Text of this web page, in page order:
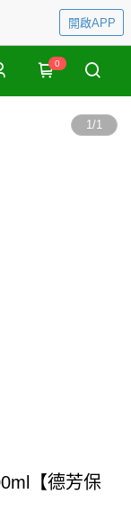
開啟APP
0
1/1
【德芳保